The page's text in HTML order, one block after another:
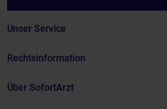
Unser Service
Rechtsinformation
Über SofortArzt